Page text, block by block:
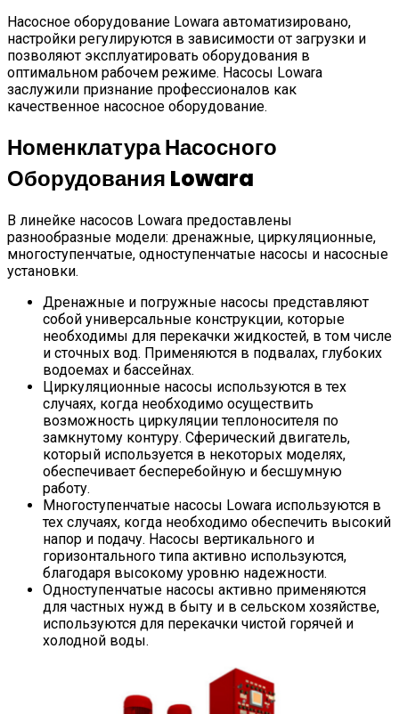
Насосное оборудование Lowara автоматизировано,
настройки регулируются в зависимости от загрузки и
позволяют эксплуатировать оборудования в
оптимальном рабочем режиме. Насосы Lowara
заслужили признание профессионалов как
качественное насосное оборудование.
Номенклатура Насосного
Оборудования Lowara
В линейке насосов Lowara предоставлены
разнообразные модели: дренажные, циркуляционные,
многоступенчатые, одноступенчатые насосы и насосные
установки.
Дренажные и погружные насосы представляют
собой универсальные конструкции, которые
необходимы для перекачки жидкостей, в том числе
и сточных вод. Применяются в подвалах, глубоких
водоемах и бассейнах.
Циркуляционные насосы используются в тех
случаях, когда необходимо осуществить
возможность циркуляции теплоносителя по
замкнутому контуру. Сферический двигатель,
который используется в некоторых моделях,
обеспечивает бесперебойную и бесшумную
работу.
Многоступенчатые насосы Lowara используются в
тех случаях, когда необходимо обеспечить высокий
напор и подачу. Насосы вертикального и
горизонтального типа активно используются,
благодаря высокому уровню надежности.
Одноступенчатые насосы активно применяются
для частных нужд в быту и в сельском хозяйстве,
используются для перекачки чистой горячей и
холодной воды.